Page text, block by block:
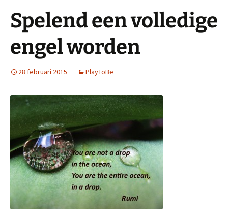
Spelend een volledige
engel worden
28 februari 2015 PlayToBe